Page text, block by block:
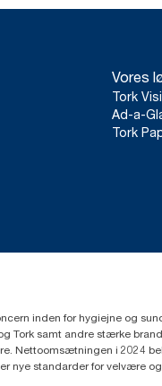
Vores
Tork
Ad-a-
Tork
inden for hygiejne og
Tork samt andre stærke
Nettoomsætningen i 2024
nye standarder for velvære